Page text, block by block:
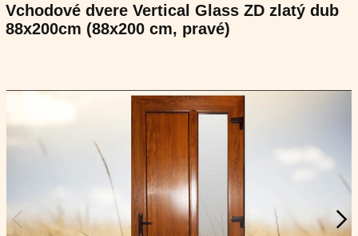
Vchodové dvere Vertical Glass ZD zlatý dub
88x200cm (88x200 cm, pravé)